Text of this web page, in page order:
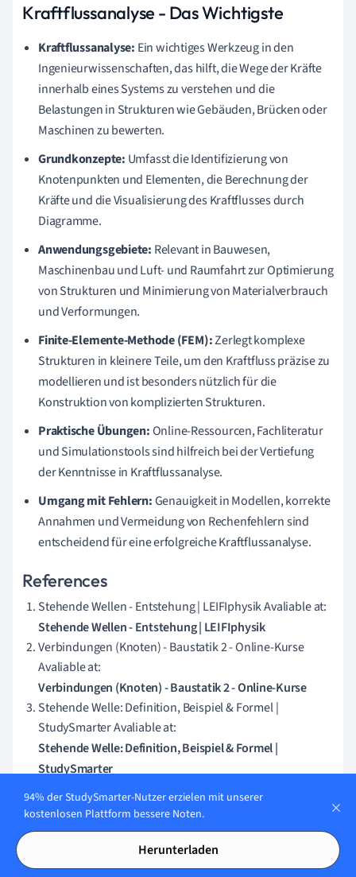
Kraftflussanalyse - Das Wichtigste
Kraftflussanalyse: Ein wichtiges Werkzeug in den
Ingenieurwissenschaften, das hilft, die Wege der Kräfte
innerhalb eines Systems zu verstehen und die
Belastungen in Strukturen wie Gebäuden, Brücken oder
Maschinen zu bewerten.
Grundkonzepte: Umfasst die Identifizierung von
Knotenpunkten und Elementen, die Berechnung der
Kräfte und die Visualisierung des Kraftflusses durch
Diagramme.
Anwendungsgebiete: Relevant in Bauwesen,
Maschinenbau und Luft- und Raumfahrt zur Optimierung
von Strukturen und Minimierung von Materialverbrauch
und Verformungen.
Finite-Elemente-Methode (FEM):Zerlegt komplexe
Strukturen in kleinere Teile, um den Kraftfluss präzise zu
modellieren und ist besonders nützlich für die
Konstruktion von komplizierten Strukturen.
Praktische Übungen:Online-Ressourcen, Fachliteratur
und Simulationstools sind hilfreich bei der Vertiefung
der Kenntnisse in Kraftflussanalyse.
Umgang mit Fehlern:Genauigkeit in Modellen, korrekte
Annahmen und Vermeidung von Rechenfehlern sind
entscheidend für eine erfolgreiche Kraftflussanalyse.
References
Stehende Wellen - Entstehung | LEIFIphysik Avaliable at:
Stehende Wellen - Entstehung | LEIFIphysik
Verbindungen (Knoten) - Baustatik 2 - Online-Kurse
Avaliable at:
Verbindungen (Knoten) - Baustatik 2 - Online-Kurse
Stehende Welle: Definition, Beispiel & Formel |
StudySmarter Avaliable at:
Stehende Welle: Definition, Beispiel & Formel |
StudySmarter
Petra Schulz (2006). A Plausible Model for a Photon by
Linear Polarization. Available at:
http://arxiv.org/abs/physics/0609192v1(Accessed: 15
Martin Thoma (2015). Über die Klassifizierung von
94% der StudySmarter-Nutzer erzielen mit unserer
kostenlosen Plattform bessere Noten.
Herunterladen